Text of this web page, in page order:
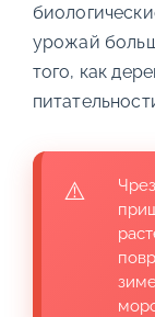
урожай
того, как